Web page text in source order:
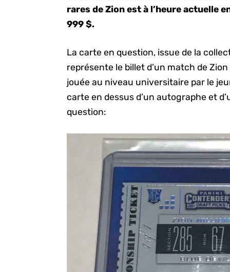
rares de Zion est à l’heure actuelle
999 $.
La carte en question, issue de la
représente le billet d’un match de
jouée au niveau universitaire par le
carte en dessus d’un autographe et
question: